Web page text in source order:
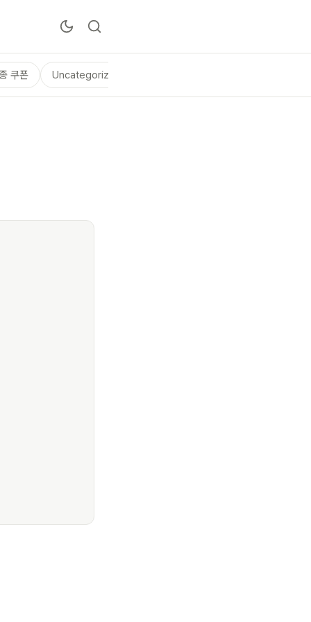
쿠폰 Uncategorized